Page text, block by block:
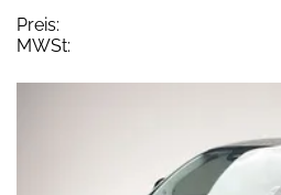
Preis:
MWSt: